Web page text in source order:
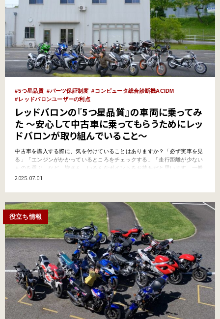
5つ星品質 パーツ保証制度
コンピュータ総合診断機ACIDM
レッドバロンユーザーの利点
レッドバロンの『5つ星品質』の車両に乗ってみ
た ～安心して中古車に乗ってもらうためにレッ
ドバロンが取り組んでいること～
中古車を購入する際に、気を付けていることはありますか？「必ず実車を見
る」「エンジンがかかっているところをチェックする」「走行距離が少ない
ものを選ぶ」など…皆さん、いろんなポイントをお持ちだと思います。一般
的に「状態に差がある」、「新車よりも故障の可能性が高い」と言われる中
い！ なんてこと、ありますよね。そんな時にオススメしたいのが…
2025.07.01
役立ち情報